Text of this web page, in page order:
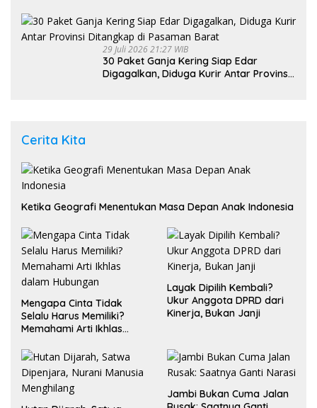
Umum
29 Juli 2026 21:27 WIB
30 Paket Ganja Kering Siap Edar
Digagalkan, Diduga Kurir Antar Provinsi
Cerita Kita
Ketika Geografi Menentukan Masa Depan Anak Indonesia
Mengapa Cinta Tidak
Selalu Harus Memiliki?
Memahami Arti Ikhlas
Layak Dipilih Kembali?
Ukur Anggota DPRD dari
Kinerja, Bukan Janji
Jambi Bukan Cuma Jalan